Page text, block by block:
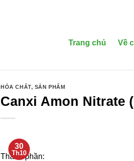
Trang chủ Về
HÓA CHẤT, SẢN PHẨM
Canxi Amon Nitrate
30
Th10
Thành phần: